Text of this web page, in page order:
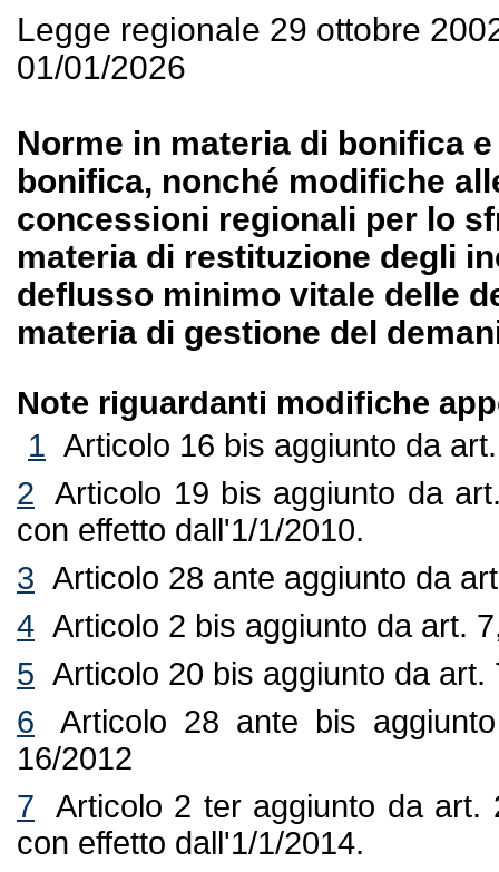
Legge regionale 29 ottobre
01/01/2026
Norme in materia di bonifica
bonifica, nonché modifiche
concessioni regionali per lo
materia di restituzione degli
deflusso minimo vitale delle
materia di gestione del
Note riguardanti modifiche
1 Articolo 16 bis aggiunto da
2 Articolo 19 bis aggiunto da
con effetto dall'1/1/2010.
3 Articolo 28 ante aggiunto da
4 Articolo 2 bis aggiunto da art.
5 Articolo 20 bis aggiunto da
6
Articolo 28 ante bis
16/2012
7
Articolo 2 ter aggiunto da
con effetto dall'1/1/2014.